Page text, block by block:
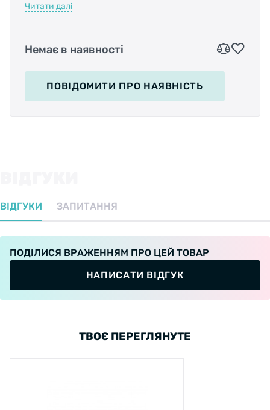
• 3шт. х 5 мм.
Читати далі
Немає в наявності
ПОВІДОМИТИ ПРО НАЯВНІСТЬ
ВІДГУКИ ЗАПИТАННЯ
ПОДІЛИСЯ ВРАЖЕННЯМ ПРО ЦЕЙ ТОВАР
НАПИСАТИ ВІДГУК
ТВОЄ ПЕРЕГЛЯНУТЕ